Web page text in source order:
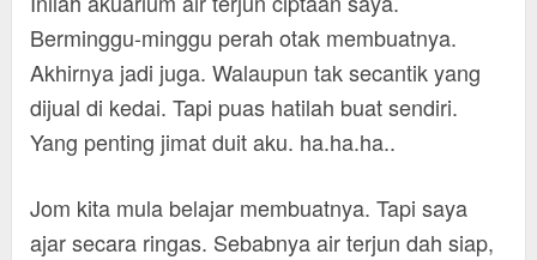
Berminggu-minggu perah otak membuatnya.
Akhirnya jadi juga. Walaupun tak secantik yang
dijual di kedai. Tapi puas hatilah buat sendiri.
Yang penting jimat duit aku. ha.ha.ha..
Jom kita mula belajar membuatnya. Tapi saya
ajar secara ringas. Sebabnya air terjun dah siap,